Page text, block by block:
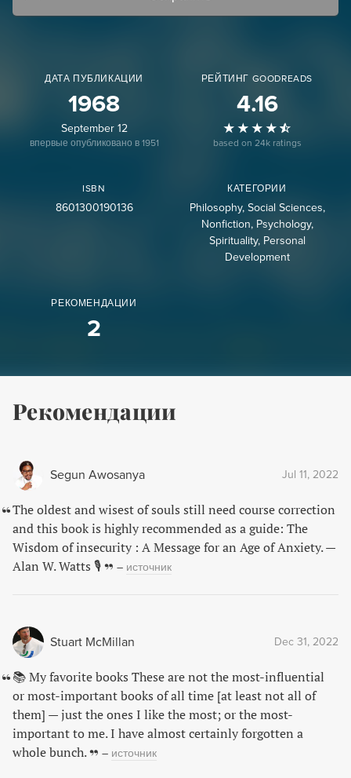
ДАТА ПУБЛИКАЦИИ
1968
September 12
впервые опубликовано в 1951
РЕЙТИНГ GOODREADS
4.16
based on 24k ratings
ISBN
8601300190136
КАТЕГОРИИ
Philosophy Social Sciences
Nonfiction Psychology
Spirituality Personal
Development
РЕКОМЕНДАЦИИ
2
Рекомендации
Segun Awosanya Jul 11, 2022
The oldest and wisest of souls still need course correction
and this book is highly recommended as a guide: The
Wisdom of insecurity : A Message for an Age of Anxiety. —
Alan W. Watts 🎙
– источник
Stuart McMillan Dec 31, 2022
📚 My favorite books These are not the most-influential
or most-important books of all time [at least not all of
them] — just the ones I like the most; or the most-
important to me. I have almost certainly forgotten a
whole bunch.
– источник